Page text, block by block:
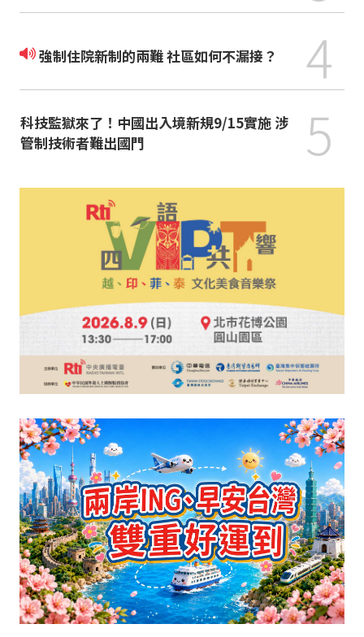
強制住院新制的兩難 社區如何不漏接？ 4
科技監獄來了！中國出入境新規9/15實施 涉
管制技術者難出國門
5